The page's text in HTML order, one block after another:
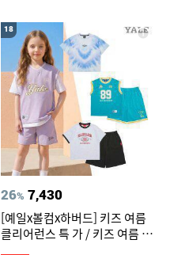
18
26% 7,430
[예일x볼컴x하버드] 키즈 여름
클리어런스 특 가 / 키즈 여름 수